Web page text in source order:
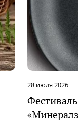
28 июля 2026